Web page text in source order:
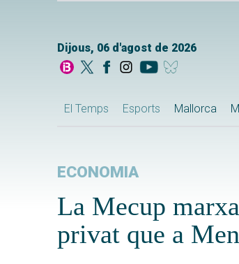
Dijous, 06 d'agost de 2026
El Temps Esports Mallorca
ECONOMIA
La Mecup
privat que a